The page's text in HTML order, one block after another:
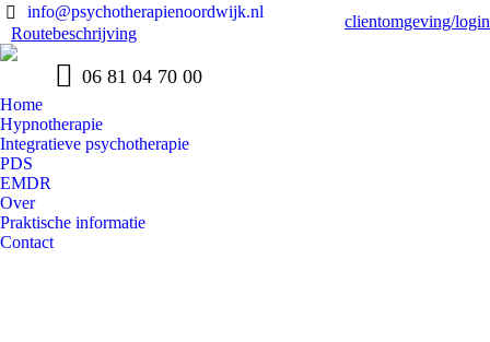
info@psychotherapienoordwijk.nl
Routebeschrijving
clientomgeving/login
06 81 04 70 00
Home
Hypnotherapie
Integratieve psychotherapie
PDS
EMDR
Over
Praktische informatie
Contact